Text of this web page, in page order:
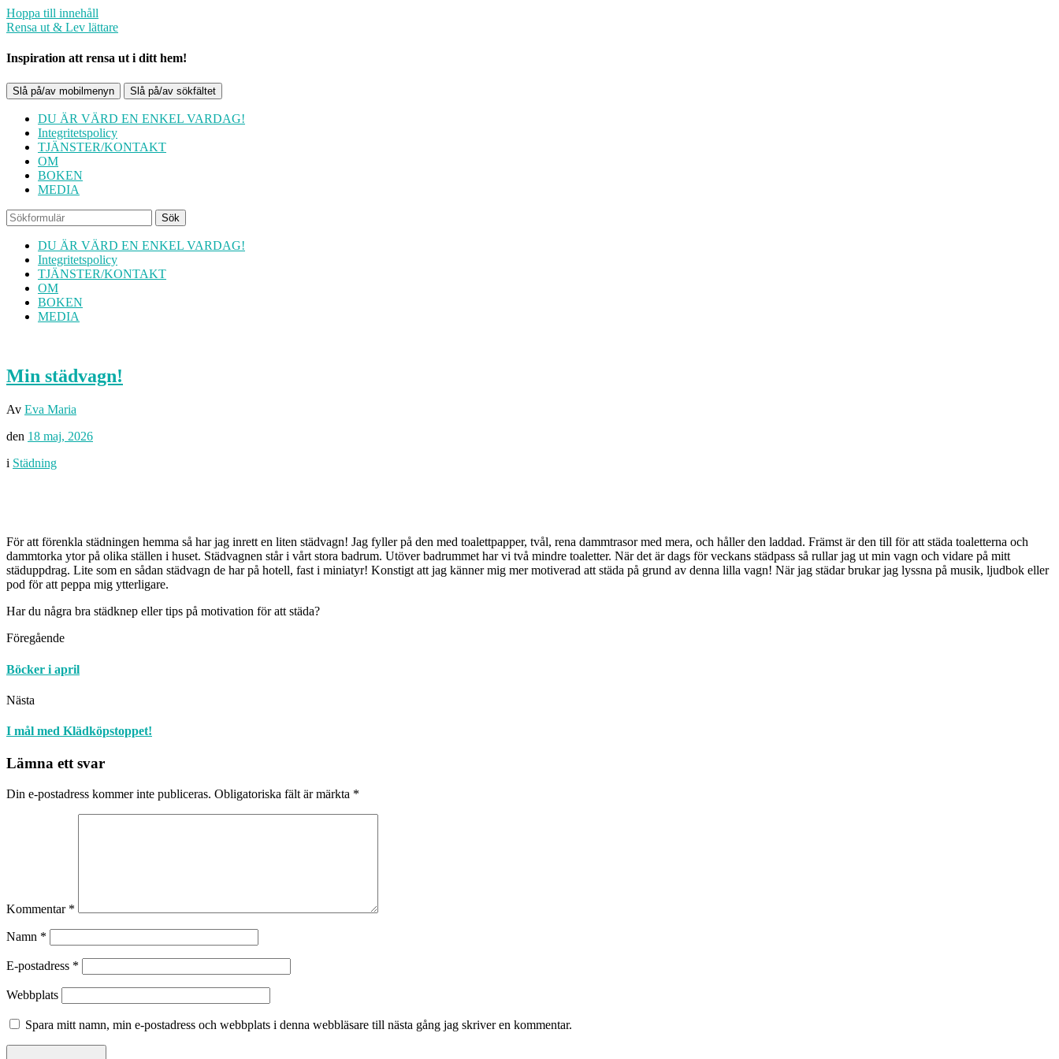
Hoppa till innehåll
Rensa ut & Lev lättare
Inspiration att rensa ut i ditt hem!
Slå på/av mobilmenyn Slå på/av sökfältet
DU ÄR VÄRD EN ENKEL VARDAG!
Integritetspolicy
TJÄNSTER/KONTAKT
OM
BOKEN
MEDIA
Sök
DU ÄR VÄRD EN ENKEL VARDAG!
Integritetspolicy
TJÄNSTER/KONTAKT
OM
BOKEN
MEDIA
Min städvagn!
Av Eva Maria
den 18 maj, 2026
i Städning
För att förenkla städningen hemma så har jag inrett en liten städvagn! Jag fyller på den med toalettpapper, tvål, rena dammtrasor med mera, och håller den laddad. Främst är den till för att städa toaletterna och
dammtorka ytor på olika ställen i huset. Städvagnen står i vårt stora badrum. Utöver badrummet har vi två mindre toaletter. När det är dags för veckans städpass så rullar jag ut min vagn och vidare på mitt
städuppdrag. Lite som en sådan städvagn de har på hotell, fast i miniatyr! Konstigt att jag känner mig mer motiverad att städa på grund av denna lilla vagn! När jag städar brukar jag lyssna på musik, ljudbok eller
pod för att peppa mig ytterligare.
Har du några bra städknep eller tips på motivation för att städa?
Föregående
Böcker i april
Nästa
I mål med Klädköpstoppet!
Lämna ett svar
Din e-postadress kommer inte publiceras. Obligatoriska fält är märkta *
Kommentar *
Namn *
E-postadress *
Webbplats
Spara mitt namn, min e-postadress och webbplats i denna webbläsare till nästa gång jag skriver en kommentar.